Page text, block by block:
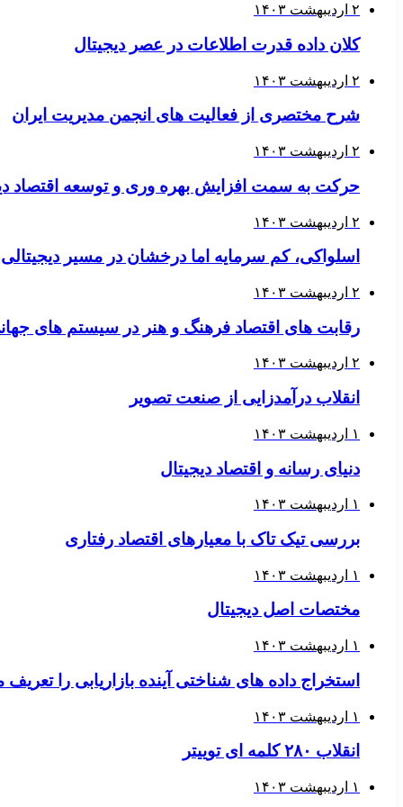
۲ اردیبهشت ۱۴۰۳
کلان داده قدرت اطلاعات در عصر دیجیتال
۲ اردیبهشت ۱۴۰۳
شرح مختصری از فعالیت های انجمن مدیریت ایران
۲ اردیبهشت ۱۴۰۳
حرکت به سمت افزایش بهره وری و توسعه اقتصاد
۲ اردیبهشت ۱۴۰۳
اسلواکی، کم سرمایه اما درخشان در مسیر
۲ اردیبهشت ۱۴۰۳
رقابت های اقتصاد فرهنگ و هنر در سیستم های
۲ اردیبهشت ۱۴۰۳
انقلاب درآمدزایی از صنعت تصویر
۱ اردیبهشت ۱۴۰۳
دنیای رسانه و اقتصاد دیجیتال
۱ اردیبهشت ۱۴۰۳
بررسی تیک تاک با معیارهای اقتصاد رفتاری
۱ اردیبهشت ۱۴۰۳
مختصات اصل دیجیتال
۱ اردیبهشت ۱۴۰۳
استخراج داده های شناختی آینده بازاریابی را
۱ اردیبهشت ۱۴۰۳
انقلاب ۲۸۰ کلمه ای توییتر
۱ اردیبهشت ۱۴۰۳